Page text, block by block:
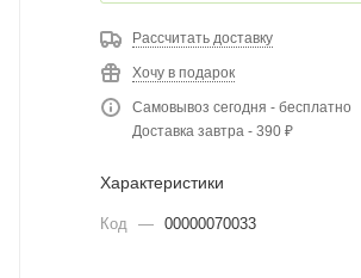
Рассчитать доставку
Хочу в подарок
Самовывоз сегодня - бесплатно
Доставка завтра - 390 ₽
Характеристики
Код — 00000070033